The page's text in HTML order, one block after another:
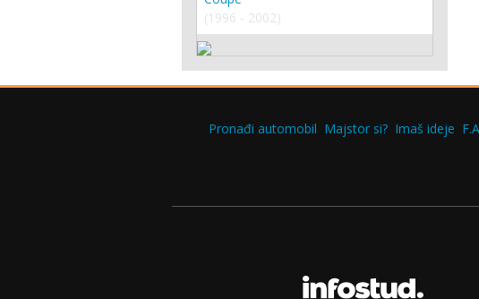
(1996 - 2002)
Pronađi automobil Majstor si? Imaš ideje